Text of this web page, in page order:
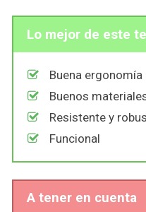
Lo mejor de este
Buena ergonomía
Buenos
Resistente y
Funcional
A tener en cuenta